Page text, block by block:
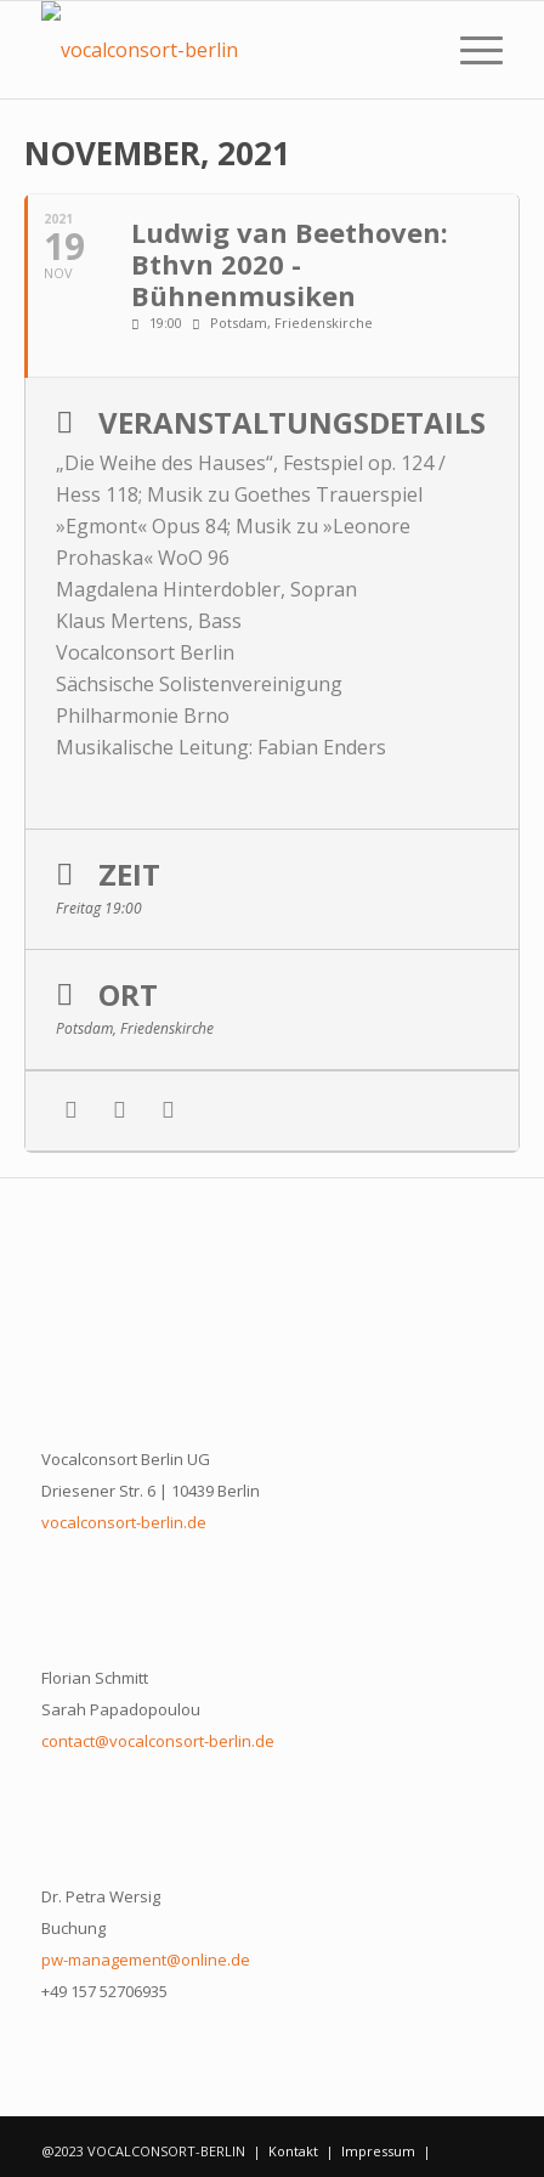
NOVEMBER, 2021
2021
19
NOV
Ludwig van Beethoven:
Bthvn 2020 -
Bühnenmusiken
19:00 Potsdam, Friedenskirche
VERANSTALTUNGSDETAILS
„Die Weihe des Hauses“, Festspiel op. 124 /
Hess 118; Musik zu Goethes Trauerspiel
»Egmont« Opus 84; Musik zu »Leonore
Prohaska« WoO 96
Magdalena Hinterdobler, Sopran
Klaus Mertens, Bass
Vocalconsort Berlin
Sächsische Solistenvereinigung
Philharmonie Brno
Musikalische Leitung: Fabian Enders
ZEIT
Freitag 19:00
ORT
Potsdam, Friedenskirche
Vocalconsort Berlin UG
Driesener Str. 6 | 10439 Berlin
vocalconsort-berlin.de
Florian Schmitt
Sarah Papadopoulou
contact@vocalconsort-berlin.de
Dr. Petra Wersig
Buchung
pw-management@online.de
+49 157 52706935
@2023 VOCALCONSORT-BERLIN | Kontakt| Impressum |